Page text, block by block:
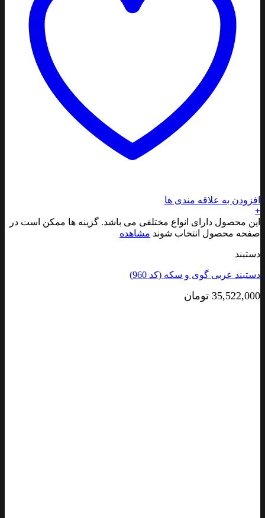
افزودن به علاقه مندی ها
+
این محصول دارای انواع مختلفی می باشد. گزینه ها ممکن است در
صفحه محصول انتخاب شوند مشاهده
دستبند
دستبند عربی گوی و سکه (کد 960)
35,522,000 تومان